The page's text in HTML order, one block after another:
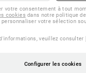
votre consentement à tout
cookies dans notre politique
personnaliser votre sélection
veuillez consulter
Configurer les cookies